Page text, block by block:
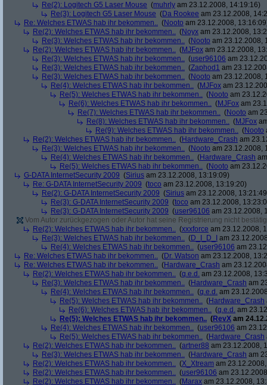
Re(2): Logitech G5 Laser Mouse (muhrly am 23.12.2008, 14:19:16)
Re(3): Logitech G5 Laser Mouse (Da Rookee am 23.12.2008,
Re: Welches ETWAS hab ihr bekommen.. (Nooto am 23.12.2008,
Re(2): Welches ETWAS hab ihr bekommen.. (Noyx am 23.12.2008,
Re(3): Welches ETWAS hab ihr bekommen.. (Nooto am 23.12.2008,
Re(2): Welches ETWAS hab ihr bekommen.. (MJFox am 23.12.2008,
Re(3): Welches ETWAS hab ihr bekommen.. (user96106 am
Re(3): Welches ETWAS hab ihr bekommen.. (Zaphod1 am
Re(3): Welches ETWAS hab ihr bekommen.. (Nooto am 23.12.2008,
Re(4): Welches ETWAS hab ihr bekommen.. (MJFox am
Re(5): Welches ETWAS hab ihr bekommen.. (Nooto am
Re(6): Welches ETWAS hab ihr bekommen.. (MJFox am
Re(7): Welches ETWAS hab ihr bekommen.. (Nooto am
Re(8): Welches ETWAS hab ihr bekommen.. (MJFox
Re(9): Welches ETWAS hab ihr bekommen.. (Nooto
Re(2): Welches ETWAS hab ihr bekommen.. (Hardware_Crash am
Re(3): Welches ETWAS hab ihr bekommen.. (Nooto am 23.12.2008,
Re(4): Welches ETWAS hab ihr bekommen.. (Hardware_Crash
Re(5): Welches ETWAS hab ihr bekommen.. (Nooto am
G-DATA InternetSecurity 2009 (Sirius am 23.12.2008, 13:19:09)
Re: G-DATA InternetSecurity 2009 (toco am 23.12.2008, 13:19:20)
Re(2): G-DATA InternetSecurity 2009 (Sirius am 23.12.2008,
Re(3): G-DATA InternetSecurity 2009 (toco am 23.12.2008,
Re(3): G-DATA InternetSecurity 2009 (user96106 am 23.12.2008,
Vom Autor zurückgezogen oder Autor hat seine Registrierung nicht
Re(2): Welches ETWAS hab ihr bekommen.. (xxxforce am 23.12.2008,
Re(3): Welches ETWAS hab ihr bekommen.. (D_I_D_I
am
Re(4): Welches ETWAS hab ihr bekommen.. (user96106 am
Re: Welches ETWAS hab ihr bekommen.. (Dr. Watson am 23.12.2008,
Re: Welches ETWAS hab ihr bekommen.. (Hardware_Crash am
Re(2): Welches ETWAS hab ihr bekommen.. (q.e.d. am 23.12.2008,
Re(3): Welches ETWAS hab ihr bekommen.. (Hardware_Crash am
Re(4): Welches ETWAS hab ihr bekommen.. (q.e.d. am
Re(5): Welches ETWAS hab ihr bekommen.. (Hardware_Crash
Re(6): Welches ETWAS hab ihr bekommen.. (q.e.d. am
Re(5): Welches ETWAS hab ihr bekommen.. (RevX am
Re(4): Welches ETWAS hab ihr bekommen.. (user96106 am
Re(5): Welches ETWAS hab ihr bekommen.. (Hardware_Crash
Re(2): Welches ETWAS hab ihr bekommen.. (artner88 am 23.12.2008,
Re(3): Welches ETWAS hab ihr bekommen.. (Hardware_Crash am
Re(2): Welches ETWAS hab ihr bekommen.. (X_Xtream am
Re(2): Welches ETWAS hab ihr bekommen.. (user96106 am
Re(2): Welches ETWAS hab ihr bekommen.. (Marax am 23.12.2008,